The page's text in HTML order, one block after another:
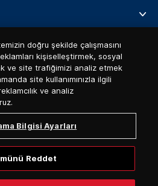
Environment of Attica Group
& ΑΙ VoiceBot
doğru şekilde çalışmasını
kişiselleştirmek, sosyal
ve site trafiğimizi analiz etmek
site kullanımınızla ilgili
ve analiz
Bilgisi Ayarları
Reddet